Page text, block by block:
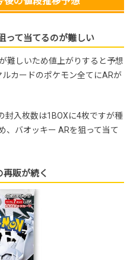
って当てるのが難しい
難しいため値上がりすると予想
カードのポケモン全てにARが
封入枚数は1BOXに4枚ですが種
、バオッキー ARを狙って当て
再販が続く